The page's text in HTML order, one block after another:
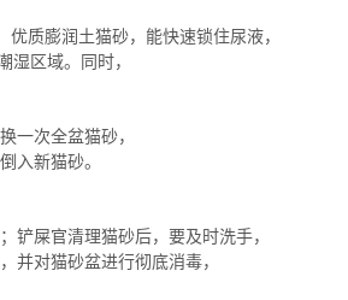
质膨润土猫砂，能快速锁住尿液，
区域。同时，
一次全盆猫砂，
入新猫砂。
屎官清理猫砂后，要及时洗手，
对猫砂盆进行彻底消毒，